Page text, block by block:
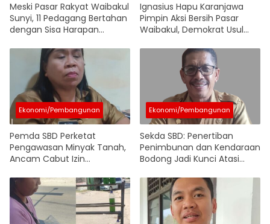
Meski Pasar Rakyat Waibakul
Sunyi, 11 Pedagang Bertahan
dengan Sisa Harapan
Pemerintah
Ignasius Hapu Karanjawa
Pimpin Aksi Bersih Pasar
Waibakul, Demokrat Usul
Rakyat
Ekonomi/Pembangunan
Pemda SBD Perketat
Pengawasan Minyak Tanah,
Ancam Cabut Izin
Ekonomi/Pembangunan
Sekda SBD: Penertiban
Penimbunan dan Kendaraan
Bodong Jadi Kunci Atasi